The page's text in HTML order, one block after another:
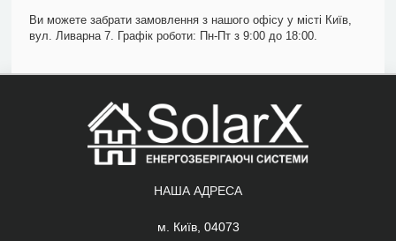
Ви можете забрати замовлення з нашого офісу у місті Київ,
вул. Ливарна 7. Графік роботи: Пн-Пт з 9:00 до 18:00.
НАША АДРЕСА
м. Київ, 04073